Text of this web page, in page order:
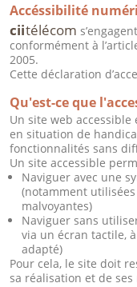
Accéssibilité
ciitélécom
conformément à
2005.
Cette déclaration
Qu'est-ce que
Un site web
en situation de
fonctionnalités sans
Un site accessible
Naviguer avec une
(notamment
malvoyantes)
Naviguer sans
via un écran tactile,
adapté)
Pour cela, le site doit
sa réalisation et de ses